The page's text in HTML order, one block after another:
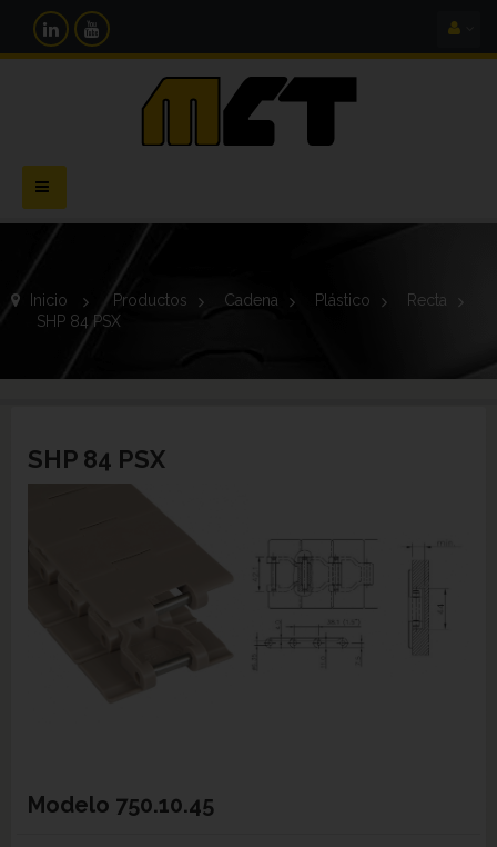
Navegación
Toggle
Inicio > Productos > Cadena > Plástico >
Recta
SHP 84 PSX
SHP 84 PSX
Modelo 750.10.45